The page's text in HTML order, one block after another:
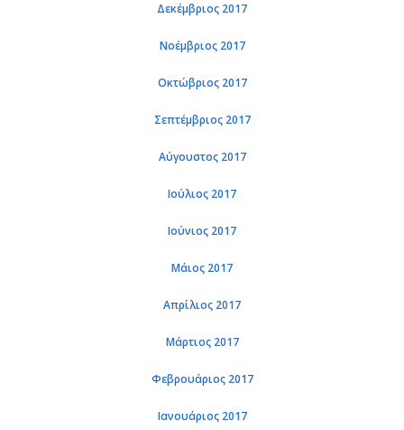
Δεκέμβριος 2017
Νοέμβριος 2017
Οκτώβριος 2017
Σεπτέμβριος 2017
Αύγουστος 2017
Ιούλιος 2017
Ιούνιος 2017
Μάιος 2017
Απρίλιος 2017
Μάρτιος 2017
Φεβρουάριος 2017
Ιανουάριος 2017